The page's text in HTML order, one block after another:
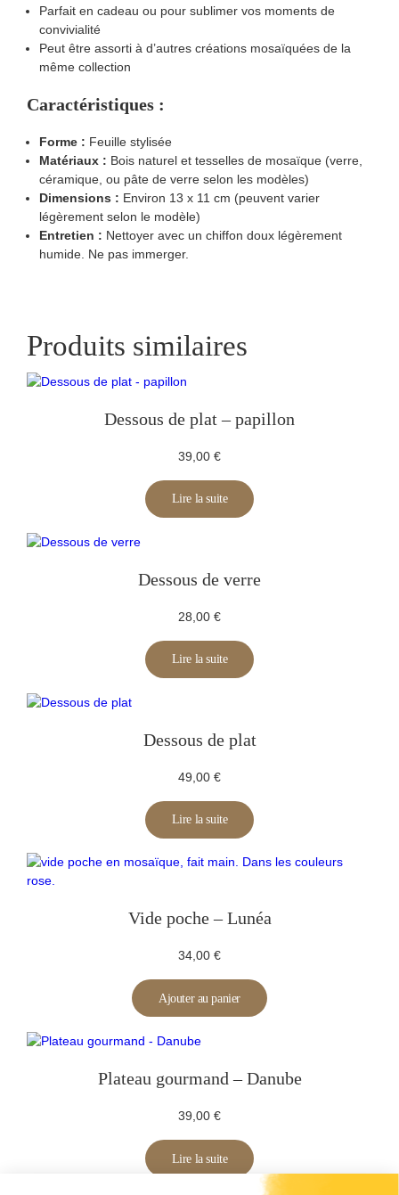
Parfait en cadeau ou pour sublimer vos moments de
convivialité
Peut être assorti à d’autres créations mosaïquées de la
même collection
Caractéristiques :
Forme : Feuille stylisée
Matériaux : Bois naturel et tesselles de mosaïque (verre,
céramique, ou pâte de verre selon les modèles)
Dimensions : Environ 13 x 11 cm (peuvent varier
légèrement selon le modèle)
Entretien : Nettoyer avec un chiffon doux légèrement
humide. Ne pas immerger.
Produits similaires
Dessous de plat – papillon
39,00 €
Lire la suite
Dessous de verre
28,00 €
Lire la suite
Dessous de plat
49,00 €
Lire la suite
Vide poche – Lunéa
34,00 €
Ajouter au panier
Plateau gourmand – Danube
39,00 €
Lire la suite